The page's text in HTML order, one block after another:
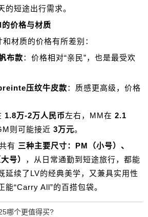
的短途出行需求。
价格与材质
材质的价格有所差别：
布款：价格相对“亲民”，也是最受欢
压纹牛皮款：质感更高级，价格
1.8万-2万人民币左右，MM在 2.1
则可能接近 3万元。
有 三种主要尺寸：PM（小号）、
号）
，从日常通勤到短途旅行，都能
延续了LV的经典美学，又兼具实用性
“Carry All”的百搭包袋。
哪个更值得买?